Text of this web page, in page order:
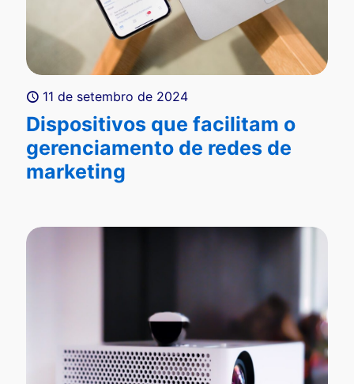
11 de setembro de 2024
Dispositivos que facilitam o
gerenciamento de redes de
marketing